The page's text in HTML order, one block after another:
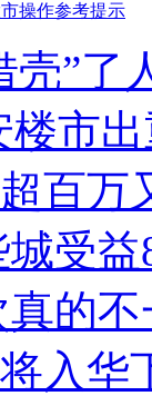
操作参考提示
壳”了
楼市
百万
受益
的
入华